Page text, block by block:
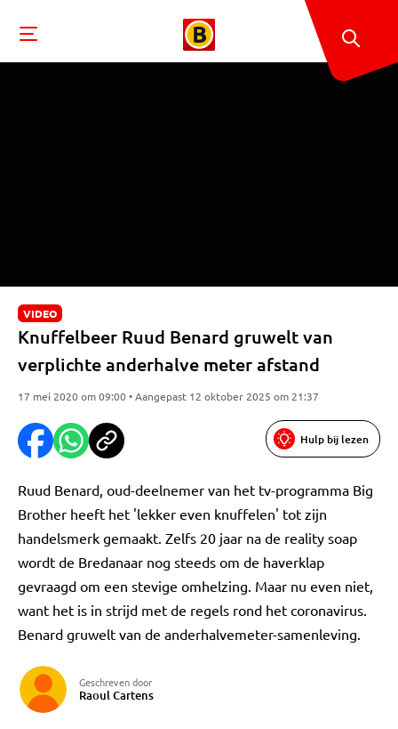
VIDEO
Knuffelbeer Ruud Benard gruwelt van
verplichte anderhalve meter afstand
17 mei 2020 om 09:00 • Aangepast 12 oktober 2025 om 21:37
Hulp bij lezen
Ruud Benard, oud-deelnemer van het tv-programma Big
Brother heeft het 'lekker even knuffelen' tot zijn
handelsmerk gemaakt. Zelfs 20 jaar na de reality soap
wordt de Bredanaar nog steeds om de haverklap
gevraagd om een stevige omhelzing. Maar nu even niet,
want het is in strijd met de regels rond het coronavirus.
Benard gruwelt van de anderhalvemeter-samenleving.
Geschreven door
Raoul Cartens